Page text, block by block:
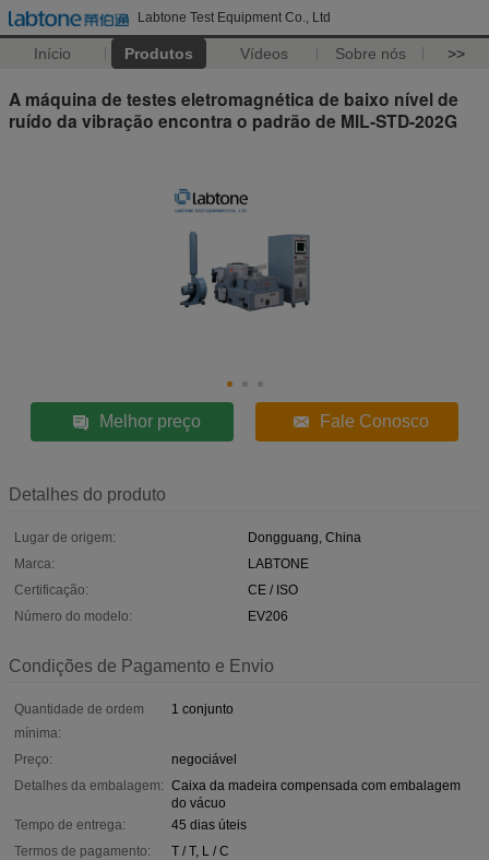
Labtone Test Equipment Co., Ltd
Início Produtos Vídeos Sobre nós >>
A máquina de testes eletromagnética de baixo nível de
ruído da vibração encontra o padrão de MIL-STD-202G
Melhor preço Fale Conosco
Detalhes do produto
Lugar de origem:
Dongguang, China
Marca:
LABTONE
Certificação:
CE / ISO
Número do modelo:
EV206
Condições de Pagamento e Envio
Quantidade de ordem
mínima:
1 conjunto
Preço:
negociável
Detalhes da embalagem: Caixa da madeira compensada com embalagem
do vácuo
Tempo de entrega:
45 dias úteis
Termos de pagamento:
T / T, L / C